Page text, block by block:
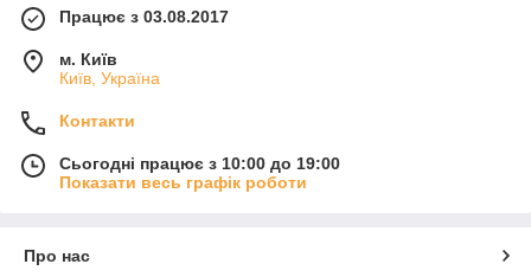
Працює з 03.08.2017
м. Київ
Київ, Україна
Контакти
Сьогодні працює з 10:00 до 19:00
Показати весь графік роботи
Про нас